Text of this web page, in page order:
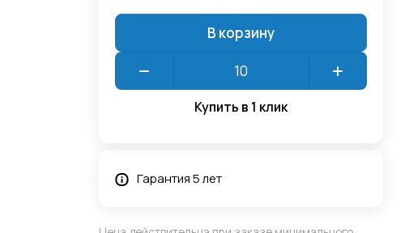
В корзину
Купить в 1 клик
Гарантия 5 лет